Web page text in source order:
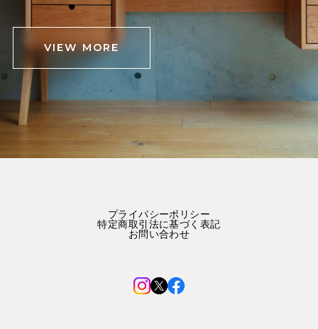
VIEW MORE
プライバシーポリシー
特定商取引法に基づく表記
お問い合わせ